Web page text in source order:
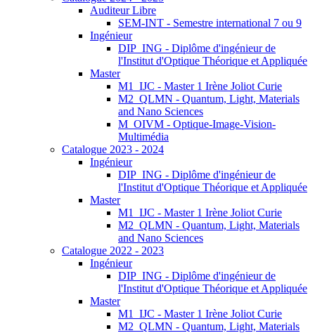
Auditeur Libre
SEM-INT - Semestre international 7 ou 9
Ingénieur
DIP_ING - Diplôme d'ingénieur de
l'Institut d'Optique Théorique et Appliquée
Master
M1_IJC - Master 1 Irène Joliot Curie
M2_QLMN - Quantum, Light, Materials
and Nano Sciences
M_OIVM - Optique-Image-Vision-
Multimédia
Catalogue 2023 - 2024
Ingénieur
DIP_ING - Diplôme d'ingénieur de
l'Institut d'Optique Théorique et Appliquée
Master
M1_IJC - Master 1 Irène Joliot Curie
M2_QLMN - Quantum, Light, Materials
and Nano Sciences
Catalogue 2022 - 2023
Ingénieur
DIP_ING - Diplôme d'ingénieur de
l'Institut d'Optique Théorique et Appliquée
Master
M1_IJC - Master 1 Irène Joliot Curie
M2_QLMN - Quantum, Light, Materials